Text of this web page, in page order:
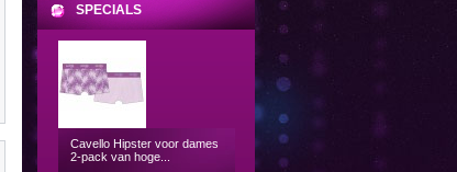
SPECIALS
Cavello Hipster voor dames
2-pack van hoge...